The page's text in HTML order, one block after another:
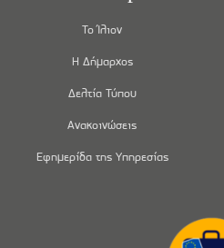
Το Ίλιον
Η Δήμαρχος
Δελτία Τύπου
Ανακοινώσεις
Εφημερίδα της Υπηρεσίας